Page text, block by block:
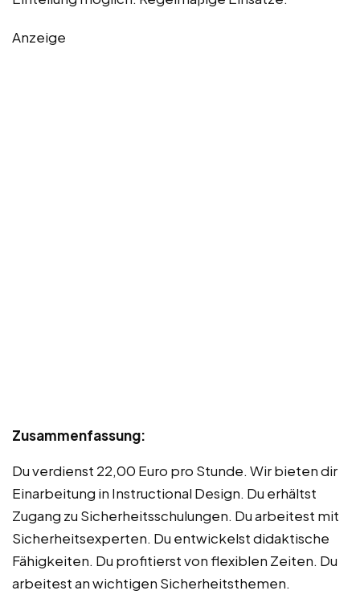
Anzeige
Zusammenfassung:
Du verdienst 22,00 Euro pro Stunde. Wir bieten dir
Einarbeitung in Instructional Design. Du erhältst
Zugang zu Sicherheitsschulungen. Du arbeitest mit
Sicherheitsexperten. Du entwickelst didaktische
Fähigkeiten. Du profitierst von flexiblen Zeiten. Du
arbeitest an wichtigen Sicherheitsthemen.